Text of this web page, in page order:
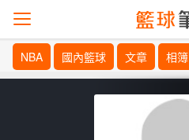
NBA 國內籃球 文章 相簿